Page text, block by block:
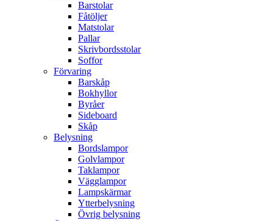
Barstolar
Fåtöljer
Matstolar
Pallar
Skrivbordsstolar
Soffor
Förvaring
Barskåp
Bokhyllor
Byråer
Sideboard
Skåp
Belysning
Bordslampor
Golvlampor
Taklampor
Vägglampor
Lampskärmar
Ytterbelysning
Övrig belysning